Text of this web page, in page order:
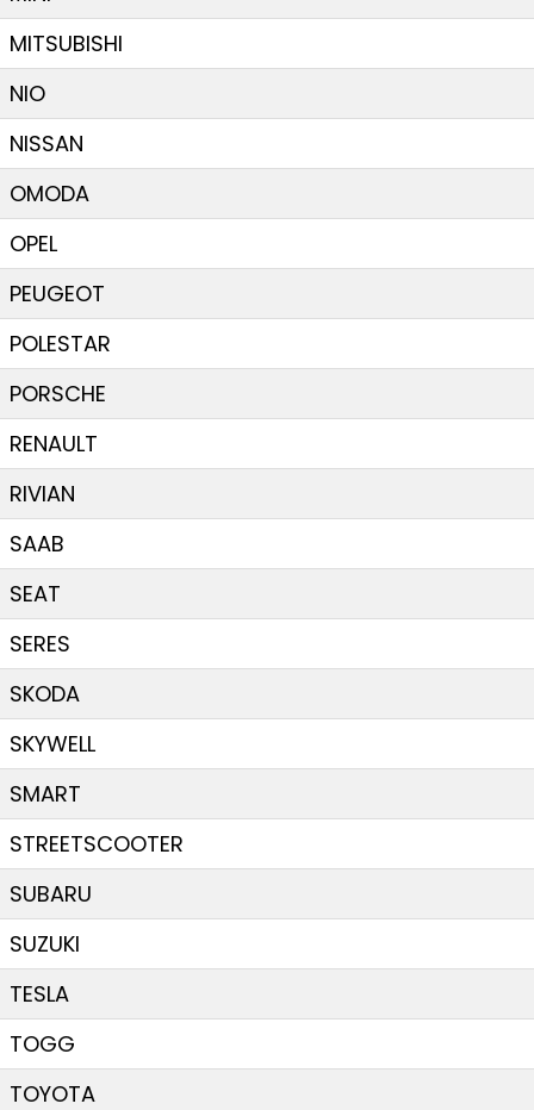
MITSUBISHI
NIO
NISSAN
OMODA
OPEL
PEUGEOT
POLESTAR
PORSCHE
RENAULT
RIVIAN
SAAB
SEAT
SERES
SKODA
SKYWELL
SMART
STREETSCOOTER
SUBARU
SUZUKI
TESLA
TOGG
TOYOTA